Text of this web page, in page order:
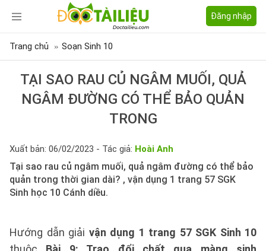
Đăng nhập
Trang chủ Soạn Sinh 10
TẠI SAO RAU CỦ NGÂM MUỐI, QUẢ
NGÂM ĐƯỜNG CÓ THỂ BẢO QUẢN
TRONG
Xuất bản: 06/02/2023 - Tác giả: Hoài Anh
Tại sao rau củ ngâm muối, quả ngâm đường có thể bảo
quản trong thời gian dài? , vận dụng 1 trang 57 SGK
Sinh học 10 Cánh diều.
Hướng dẫn giải vận dụng 1 trang 57 SGK Sinh 10